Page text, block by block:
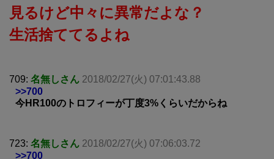
見るけど中々に異常だよな？
生活捨ててるよね
709: 名無しさん 2018/02/27(火) 07:01:43.88
>>700
今HR100のトロフィーが丁度3%くらいだからね
723: 名無しさん 2018/02/27(火) 07:06:03.72
>>700